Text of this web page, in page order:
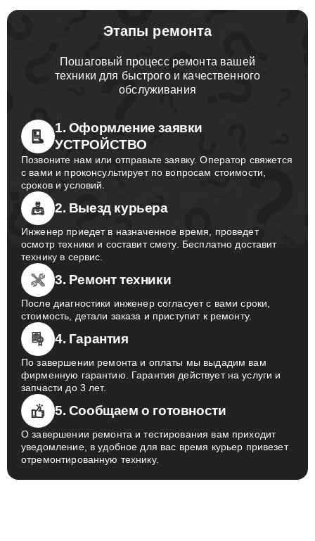
Этапы ремонта
Пошаговый процесс ремонта вашей
техники для быстрого и качественного
обслуживания
1. Оформление заявки
УСТРОЙСТВО
Позвоните нам или отправьте заявку. Оператор свяжется
с вами и проконсультирует по вопросам стоимости,
сроков и условий.
2. Выезд курьера
Инженер приедет в назначенное время, проведет
осмотр техники и составит смету. Бесплатно доставит
технику в сервис.
3. Ремонт техники
После диагностики инженер согласует с вами сроки,
стоимость, детали заказа и приступит к ремонту.
4. Гарантия
По завершении ремонта и оплаты мы выдадим вам
фирменную гарантию. Гарантия действует на услуги и
запчасти до 3 лет.
5. Сообщаем о готовности
О завершении ремонта и тестирования вам приходит
уведомление, в удобное для вас время курьер привезет
отремонтированную технику.